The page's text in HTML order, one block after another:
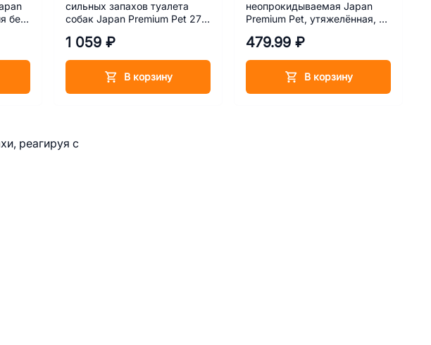
реагируя с
без
сильных запахов туалета
собак Japan Premium Pet 270
1 059 ₽
В корзину
неопрокидываемая Japan
Premium Pet, утяжелённая, с
размер М
479.99 ₽
В корзину